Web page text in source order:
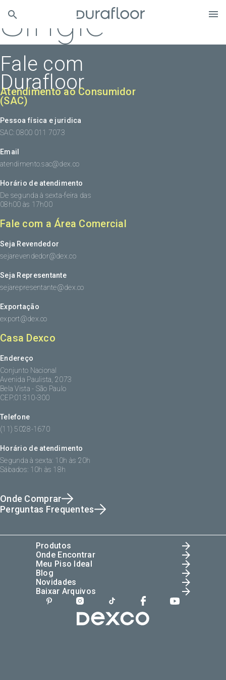
Single
Fale com
Durafloor
Atendimento ao Consumidor
(SAC)
Pessoa física e juridica
SAC: 0800 011 7073
Email
atendimento.sac@dex.co
Horário de atendimento
De segunda à sexta-feira das
08h00 às 17h00
Fale com a Área Comercial
Seja Revendedor
sejarevendedor@dex.co
Seja Representante
sejarepresentante@dex.co
Exportação
export@dex.co
Casa Dexco
Endereço
Conjunto Nacional
Avenida Paulista, 2073
Bela Vista - São Paulo
CEP:01310-300
Telefone
(11) 5028-1670
Horário de atendimento
Segunda à sexta: 10h às 20h
Sábados: 10h às 18h
Onde Comprar
Perguntas Frequentes
Produtos
Onde Encontrar
Meu Piso Ideal
Blog
Novidades
Baixar Arquivos